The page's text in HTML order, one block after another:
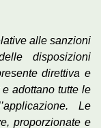
alle sanzioni
disposizioni
direttiva e
adottano tutte le
Le
proporzionate e